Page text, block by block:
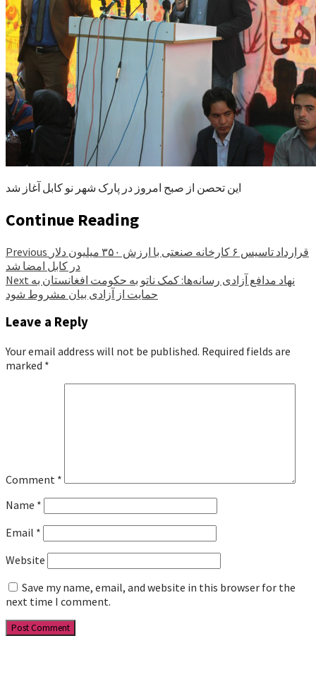
این تحصن از صبح امروز در پارک شهر نو کابل آغاز شد
Continue Reading
Previous
در کابل امضا شد
Next
حمایت از آزادی بیان مشروط شود
Leave a Reply
Your email address will not be published. Required fields are
marked *
Comment *
Name *
Email *
Website
Save my name, email, and website in this browser for the
next time I comment.